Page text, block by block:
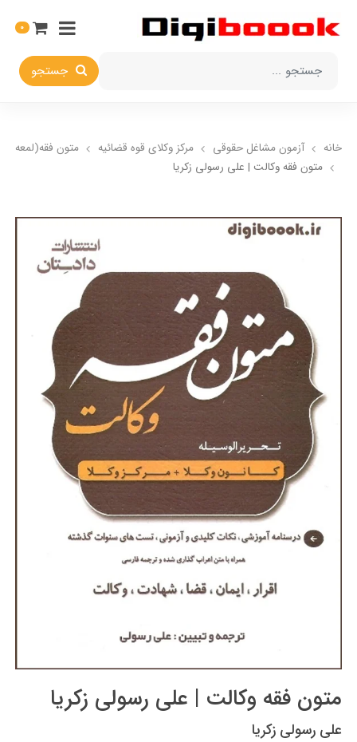
جستجو
0
خانه آزمون مشاغل حقوقی مرکز وکلای قوه قضائیه
متون فقه(لمعه
متون فقه وکالت | علی رسولی زکریا
متون فقه وکالت | علی رسولی زکریا
علی رسولی زکریا